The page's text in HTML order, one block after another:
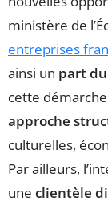
ministère de
entreprises
ainsi un part
cette
approche
culturelles,
Par ailleurs,
une clientèle